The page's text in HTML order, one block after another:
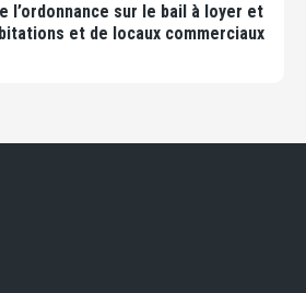
l’ordonnance sur le bail à loyer et
et de locaux commerciaux